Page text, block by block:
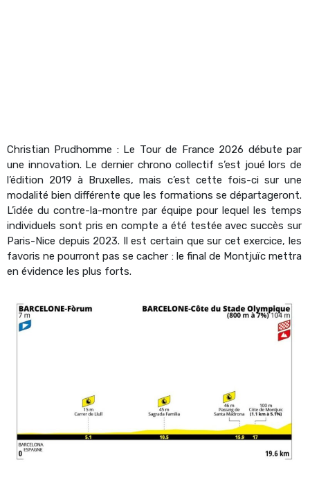
Christian Prudhomme : Le Tour de France 2026 débute par
une innovation. Le dernier chrono collectif s’est joué lors de
l’édition 2019 à Bruxelles, mais c’est cette fois-ci sur une
modalité bien différente que les formations se départageront.
L’idée du contre-la-montre par équipe pour lequel les temps
individuels sont pris en compte a été testée avec succès sur
Paris-Nice depuis 2023. Il est certain que sur cet exercice, les
favoris ne pourront pas se cacher : le final de Montjuïc mettra
en évidence les plus forts.